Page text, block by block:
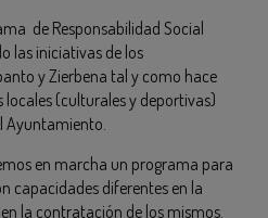
de Responsabilidad Social
las iniciativas de los
y Zierbena tal y como hace
(culturales y deportivas)
Ayuntamiento.
en marcha un programa para
capacidades diferentes en la
la contratación de los mismos.